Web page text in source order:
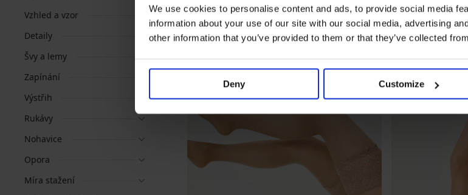
We use cookies to personalise content and ads, to provide social media
information about your use of our site with our social media, advertising
other information that you’ve provided to them or that they’ve collected
Deny Customize
Vzhled a vzor
Detaily
Švy a lemy
Zapínání
Výstřih
Rukávy
Nohavice
Opora
Míra stažení